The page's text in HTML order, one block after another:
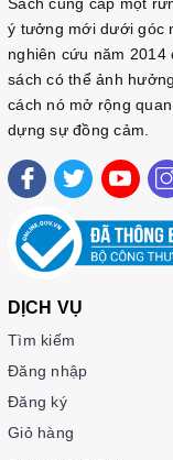
ý tưởng mới dưới góc
nghiên cứu năm 2014
sách có thể ảnh
cách nó mở rộng
dựng sự đồng cảm.
DỊCH VỤ
Tìm kiếm
Đăng nhập
Đăng ký
Giỏ hàng